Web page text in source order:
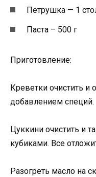
Петрушка — 1
Паста – 500 г
Приготовление:
Креветки очистить и
добавлением специй.
Цуккини очистить и
кубиками. Все
Разогреть масло на